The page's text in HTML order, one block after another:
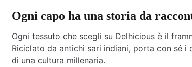
Ogni capo ha una storia da
Ogni tessuto che scegli su Delhicious è il
Riciclato da antichi sari indiani, porta con sé i
di una cultura millenaria.